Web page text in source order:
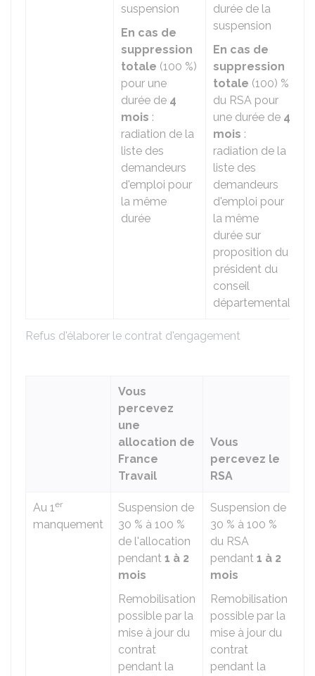
Refus d'élaborer le contrat d'engagement
suspension
En cas de
suppression
totale (100 %)
pour une
durée de 4
mois :
radiation de la
liste des
demandeurs
d'emploi pour
la même
durée
durée de la
suspension
En cas de
suppression
totale (100) %
du RSA pour
une durée de 4
mois :
radiation de la
liste des
demandeurs
d'emploi pour
la même
durée sur
proposition du
président du
conseil
départemental
Vous
percevez
une
allocation de
France
Travail
Vous
percevez le
RSA
Au 1er
manquement
Suspension de
30 % à 100 %
de l'allocation
pendant 1 à 2
mois
Remobilisation
possible par la
mise à jour du
contrat
pendant la
Suspension de
30 % à 100 %
du RSA
pendant 1 à 2
mois
Remobilisation
possible par la
mise à jour du
contrat
pendant la